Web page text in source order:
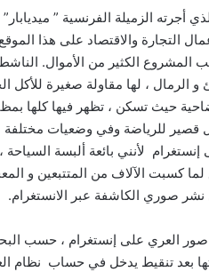
أجرته الزميلة الفرنسية ”
التجارة والاقتصاد على هذا
الكثير من الأموال.
و الرمال ، لها مقاولة صغيرة
حيث تسكن ، تظهر فيها كلها
قصير للرياضة وفي وضعيات مختلفة
إنستغرام لأنني بائعة ألبسة
كسبت الآلاف من المتتبعين و
نشر صوري الكاشفة عبر الانستغرام.
العري على إنستغرام ، حسب البحث
بعد تنقيط يدخل في حساب نظام